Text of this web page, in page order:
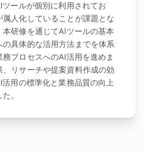
ールが個別に利用されてお
属人化していることが課題とな
本研修を通じてAIツールの基本
の具体的な活用方法までを体系
プロセスへのAI活用を進めま
、リサーチや提案資料作成の効
用の標準化と業務品質の向上
。